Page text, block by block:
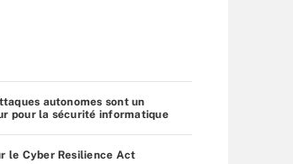
autonomes sont un
pour la sécurité informatique
le Cyber Resilience Act